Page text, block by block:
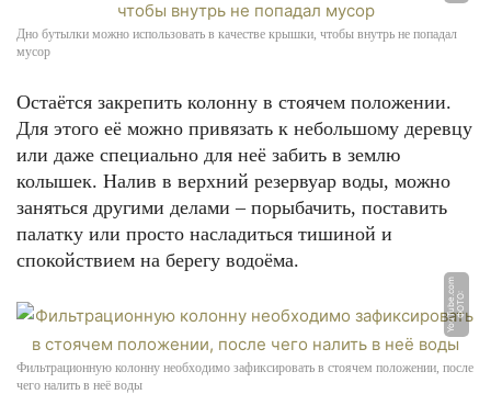
Дно бутылки можно использовать в качестве крышки, чтобы внутрь не попадал
мусор
Остаётся закрепить колонну в стоячем положении.
Для этого её можно привязать к небольшому деревцу
или даже специально для неё забить в землю
колышек. Налив в верхний резервуар воды, можно
заняться другими делами – порыбачить, поставить
палатку или просто насладиться тишиной и
спокойствием на берегу водоёма.
Ф
О
Т
О:
Y
o
u
T
u
b
e.
c
o
m
Фильтрационную колонну необходимо зафиксировать в стоячем положении, после
чего налить в неё воды